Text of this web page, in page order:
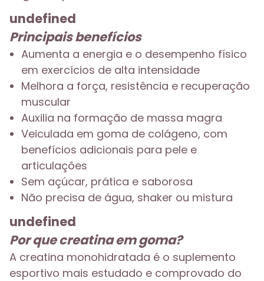
undefined
Principais benefícios
Aumenta a energia e o desempenho físico
em exercícios de alta intensidade
Melhora a força, resistência e recuperação
muscular
Auxilia na formação de massa magra
Veiculada em goma de colágeno, com
benefícios adicionais para pele e
articulações
Sem açúcar, prática e saborosa
Não precisa de água, shaker ou mistura
undefined
Por que creatina em goma?
A creatina monohidratada é o suplemento
esportivo mais estudado e comprovado do